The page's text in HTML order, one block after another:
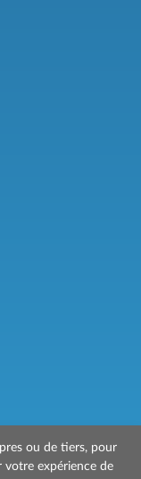
ou de tiers, pour
votre expérience de